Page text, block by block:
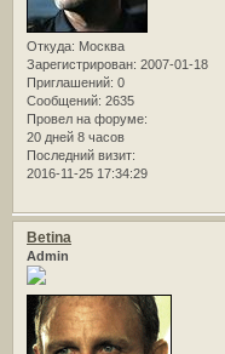
Откуда: Москва
Зарегистрирован: 2007-01-18
Приглашений: 0
Сообщений: 2635
Провел на форуме:
20 дней 8 часов
Последний визит:
2016-11-25 17:34:29
Betina
Admin